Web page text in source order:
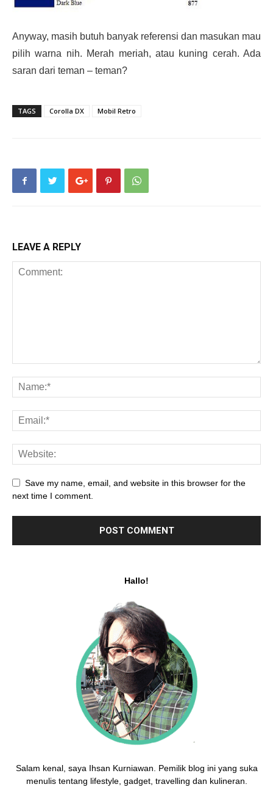
Anyway, masih butuh banyak referensi dan masukan mau
pilih warna nih. Merah meriah, atau kuning cerah. Ada
saran dari teman – teman?
TAGS Corolla DX Mobil Retro
LEAVE A REPLY
Save my name, email, and website in this browser for the
next time I comment.
Hallo!
Salam kenal, saya Ihsan Kurniawan. Pemilik blog ini yang suka
menulis tentang lifestyle, gadget, travelling dan kulineran.